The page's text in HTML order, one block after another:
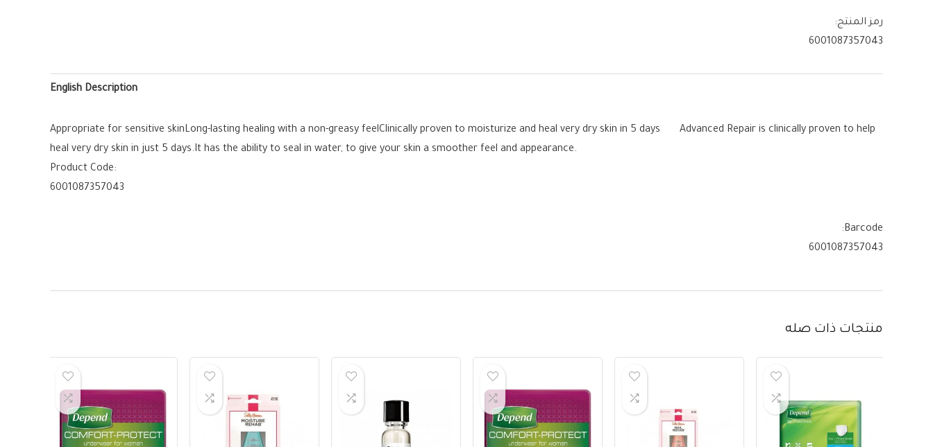
رمز المنتج:
6001087357043
English Description
Appropriate for sensitive skinLong-lasting healing with a non-greasy feelClinically proven to moisturize and heal very dry skin in 5 days Advanced Repair is clinically proven to help
heal very dry skin in just 5 days.It has the ability to seal in water, to give your skin a smoother feel and appearance.
Product Code:
6001087357043
Barcode:
6001087357043
منتجات ذات صله